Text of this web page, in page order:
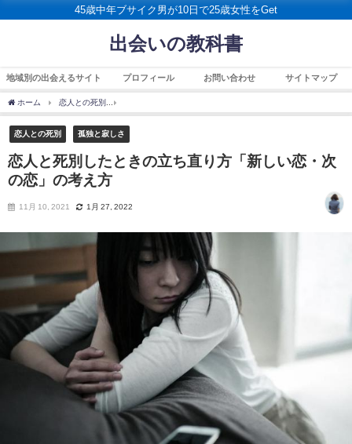
45歳中年ブサイク男が10日で25歳女性をGet
出会いの教科書
地域別の出会えるサイト プロフィール お問い合わせ サイトマップ
ホーム 恋人との死別
恋人との死別 孤独と寂しさ
恋人と死別したときの立ち直り方「新しい恋・次
の恋」の考え方
11月 10, 2021 1月 27, 2022